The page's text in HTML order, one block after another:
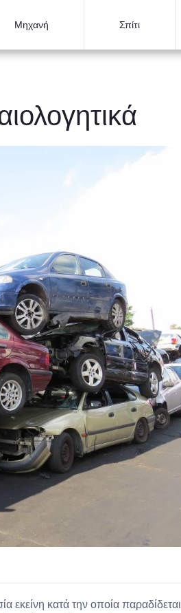
Μηχανή Σπίτι
εκείνη κατά την οποία παραδίδεται